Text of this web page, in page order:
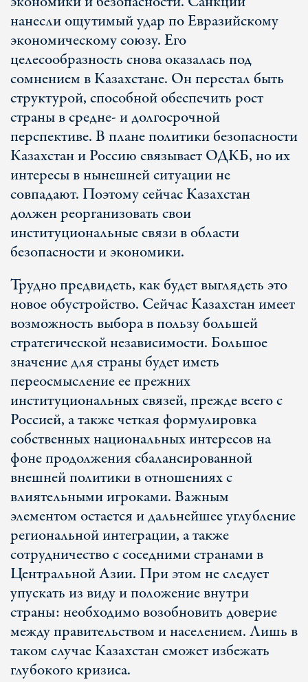
нанесли ощутимый удар по Евразийскому
экономическому союзу. Его
целесообразность снова оказалась под
сомнением в Казахстане. Он перестал быть
структурой, способной обеспечить рост
страны в средне- и долгосрочной
перспективе. В плане политики безопасности
Казахстан и Россию связывает ОДКБ, но их
интересы в нынешней ситуации не
совпадают. Поэтому сейчас Казахстан
должен реорганизовать свои
институциональные связи в области
безопасности и экономики.
Трудно предвидеть, как будет выглядеть это
новое обустройство. Сейчас Казахстан имеет
возможность выбора в пользу большей
стратегической независимости. Большое
значение для страны будет иметь
переосмысление ее прежних
институциональных связей, прежде всего с
Россией, а также четкая формулировка
собственных национальных интересов на
фоне продолжения сбалансированной
внешней политики в отношениях с
влиятельными игроками. Важным
элементом остается и дальнейшее углубление
региональной интеграции, а также
сотрудничество с соседними странами в
Центральной Азии. При этом не следует
упускать из виду и положение внутри
страны: необходимо возобновить доверие
между правительством и населением. Лишь в
таком случае Казахстан сможет избежать
глубокого кризиса.